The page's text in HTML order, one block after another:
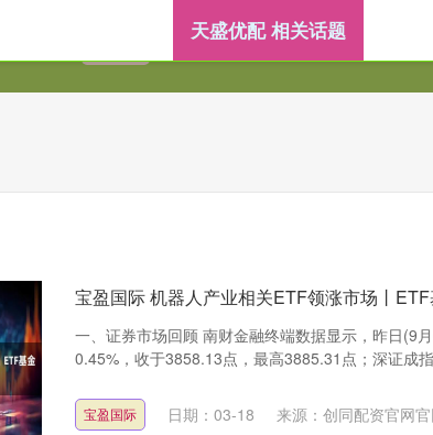
天盛优配 炒股配资公司
天盛优配 相关话题
宝盈国际 机器人产业相关ETF领涨市场丨
一、证券市场回顾 南财金融终端数据显示，昨日(9
0.45%，收于3858.13点，最高3885.31点；深证成
宝盈国际 日期：03-18 来源：创同配资官网